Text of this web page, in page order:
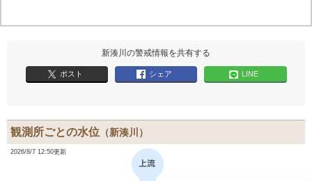
新湊川の警戒情報を共有する
ポスト シェア LINE
観測所ごとの水位 （新湊川）
2026/8/7 12:50更新